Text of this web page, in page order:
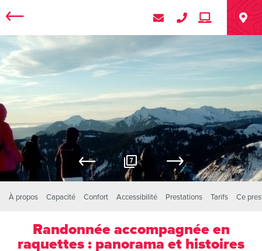
7
À propos Capacité Confort Accessibilité Prestations Tarifs Ce
Randonnée accompagnée en
raquettes : panorama et histoires